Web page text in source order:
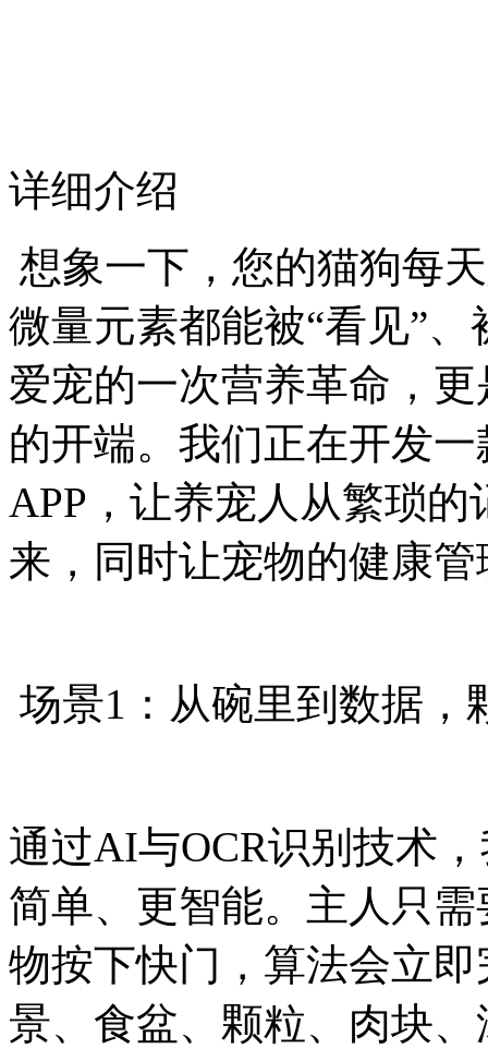
详细介绍
想象一下，您的猫狗每
微量元素都能被“看见”、
爱宠的一次营养革命，
的开端。我们正在开发
APP，让养宠人从繁琐
来，同时让宠物的健康
场景1：从碗里到数据
通过AI与OCR识别技术
简单、更智能。主人只
物按下快门，算法会立
景、食盆、颗粒、肉块